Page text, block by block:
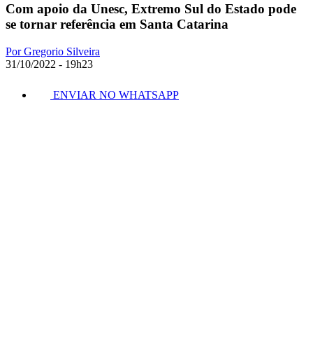
Com apoio da Unesc, Extremo Sul do Estado pode
se tornar referência em Santa Catarina
Por Gregorio Silveira
31/10/2022 - 19h23
ENVIAR NO WHATSAPP